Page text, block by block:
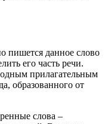
пишется данное слово
его часть речи.
прилагательным
образованного от
слова –